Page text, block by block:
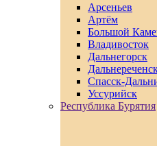
Арсеньев
Артём
Большой
Владивосток
Дальнегорск
Спасск-
Уссурийск
Республика Бурятия